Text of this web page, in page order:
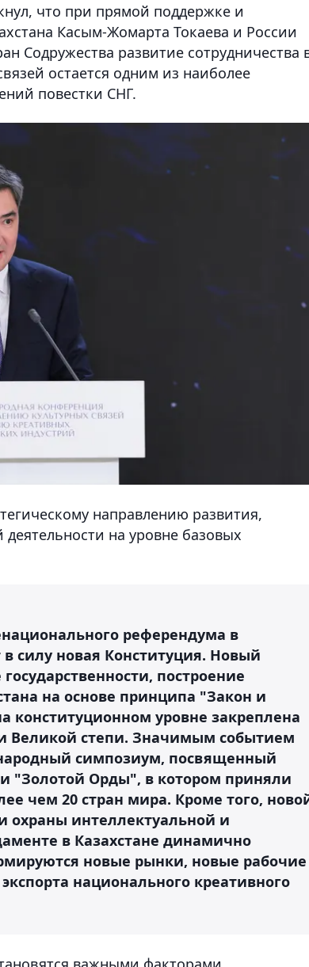
что при прямой поддержке и
Касым-Жомарта Токаева и России
Содружества развитие сотрудничества
остается одним из наиболее
повестки СНГ.
направлению развития,
на уровне базовых
референдума в
силу новая Конституция. Новый
построение
на основе принципа "Закон и
конституционном уровне закреплена
Великой степи. Значимым событием
симпозиум, посвященный
"Золотой Орды", в котором приняли
чем 20 стран мира. Кроме того,
охраны интеллектуальной и
в Казахстане динамично
новые рынки, новые рабочие
национального креативного